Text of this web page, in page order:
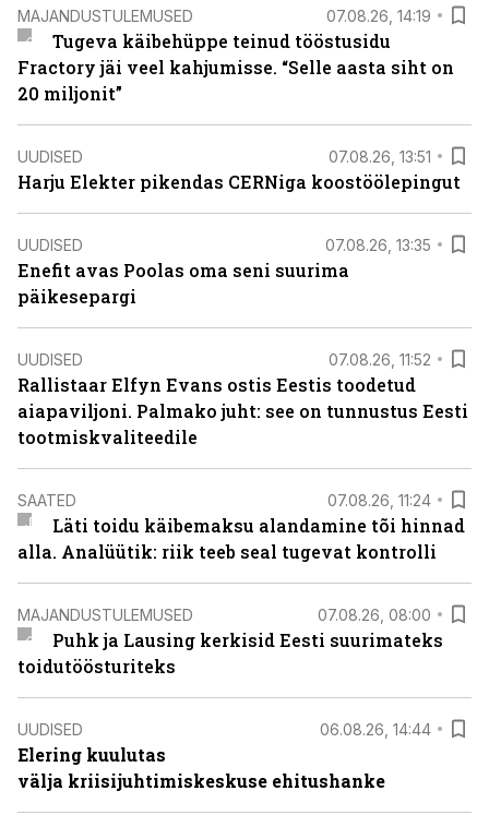
MAJANDUSTULEMUSED 07.08.26, 14:19
Tugeva käibehüppe teinud tööstusidu
Fractory jäi veel kahjumisse. “Selle aasta siht on
20 miljonit”
UUDISED 07.08.26, 13:51
Harju Elekter pikendas CERNiga koostöölepingut
UUDISED 07.08.26, 13:35
Enefit avas Poolas oma seni suurima
päikesepargi
UUDISED 07.08.26, 11:52
Rallistaar Elfyn Evans ostis Eestis toodetud
aiapaviljoni. Palmako juht: see on tunnustus Eesti
tootmiskvaliteedile
SAATED 07.08.26, 11:24
Läti toidu käibemaksu alandamine tõi hinnad
alla. Analüütik: riik teeb seal tugevat kontrolli
MAJANDUSTULEMUSED 07.08.26, 08:00
Puhk ja Lausing kerkisid Eesti suurimateks
toidutöösturiteks
UUDISED 06.08.26, 14:44
Elering kuulutas
välja kriisijuhtimiskeskuse ehitushanke